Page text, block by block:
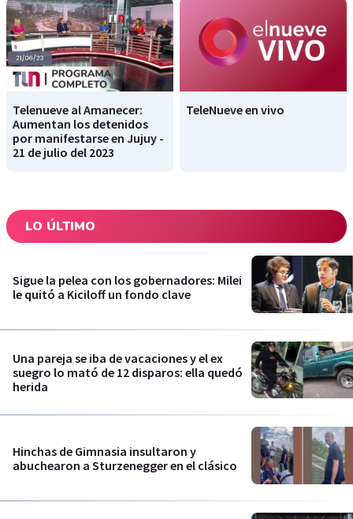
Telenueve al Amanecer:
Aumentan los detenidos
por manifestarse en Jujuy -
21 de julio del 2023
TeleNueve en vivo
LO ÚLTIMO
Sigue la pelea con los gobernadores: Milei
le quitó a Kiciloff un fondo clave
Una pareja se iba de vacaciones y el ex
suegro lo mató de 12 disparos: ella quedó
herida
Hinchas de Gimnasia insultaron y
abuchearon a Sturzenegger en el clásico